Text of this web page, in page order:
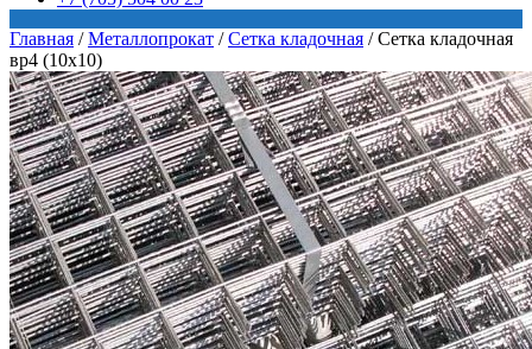
Главная / Металлопрокат / Сетка кладочная /Сетка кладочная
вр4 (10х10)